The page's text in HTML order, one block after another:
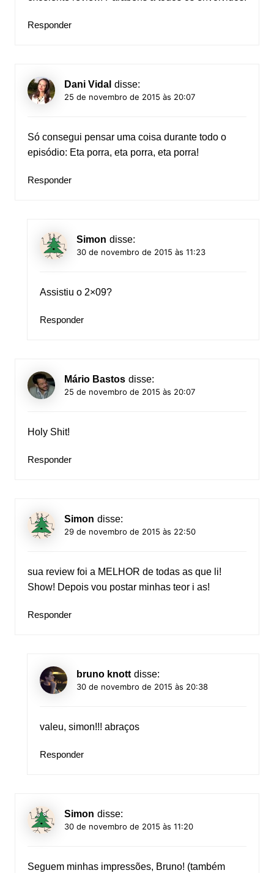
Responder
Dani Vidal disse:
25 de novembro de 2015 às 20:07
Só consegui pensar uma coisa durante todo o
episódio: Eta porra, eta porra, eta porra!
Responder
Simon disse:
30 de novembro de 2015 às 11:23
Assistiu o 2×09?
Responder
Mário Bastos disse:
25 de novembro de 2015 às 20:07
Holy Shit!
Responder
Simon disse:
29 de novembro de 2015 às 22:50
sua review foi a MELHOR de todas as que li!
Show! Depois vou postar minhas teor i as!
Responder
bruno knott disse:
30 de novembro de 2015 às 20:38
valeu, simon!!! abraços
Responder
Simon disse:
30 de novembro de 2015 às 11:20
Seguem minhas impressões, Bruno! (também